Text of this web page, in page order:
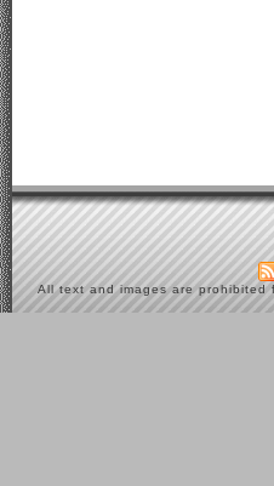
All text and images are prohibited